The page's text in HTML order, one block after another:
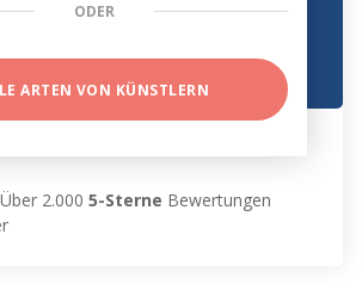
ODER
ARTEN VON KÜNSTLERN
Über 2.0005-Sterne Bewertungen